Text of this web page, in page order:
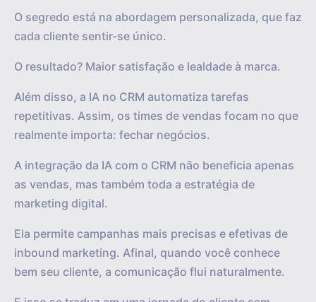
O segredo está na abordagem personalizada, que faz
cada cliente sentir-se único.
O resultado? Maior satisfação e lealdade à marca.
Além disso, a IA no CRM automatiza tarefas
repetitivas. Assim, os times de vendas focam no que
realmente importa: fechar negócios.
A integração da IA com o CRM não beneficia apenas
as vendas, mas também toda a estratégia de
marketing digital.
Ela permite campanhas mais precisas e efetivas de
inbound marketing. Afinal, quando você conhece
bem seu cliente, a comunicação flui naturalmente.